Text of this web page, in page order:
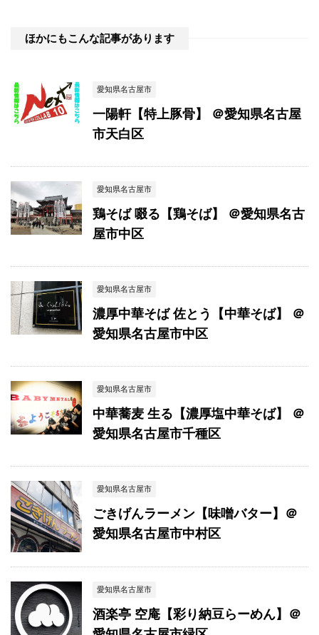
ほかにもこんな記事があります
愛知県名古屋市
一陽軒【特上豚骨】 ＠愛知県名古屋
市天白区
愛知県名古屋市
鶏そば 啜る【鶏そば】 ＠愛知県名古
屋市中区
愛知県名古屋市
濃厚中華そば 佐とう【中華そば】 ＠
愛知県名古屋市中区
愛知県名古屋市
中華蕎麦 生る【濃厚塩中華そば】 ＠
愛知県名古屋市千種区
愛知県名古屋市
ごきげんラーメン【味噌バター】＠
愛知県名古屋市中村区
愛知県名古屋市
酒楽亭 空庵【彩り納豆らーめん】＠